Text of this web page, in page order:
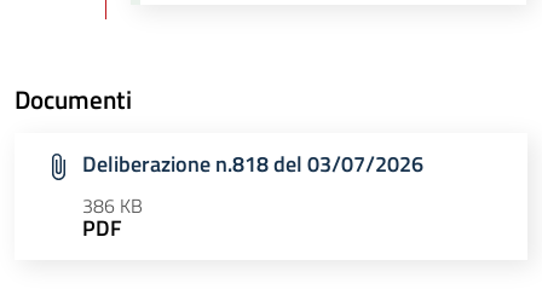
Documenti
Deliberazione n.818 del 03/07/2026
386 KB
PDF